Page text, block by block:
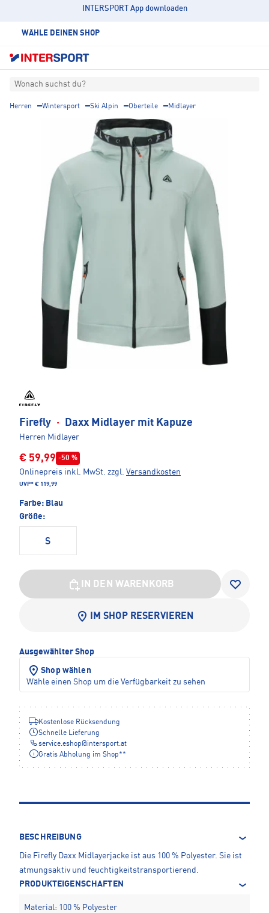
INTERSPORT App downloaden
WÄHLE DEINEN SHOP
Wonach suchst du?
Herren Wintersport Ski Alpin Oberteile Midlayer
Firefly · Daxx Midlayer mit Kapuze
Herren Midlayer
€ 59,99 -50 %
Onlinepreis inkl. MwSt. zzgl. Versandkosten
UVP* € 119,99
Farbe: Blau
Größe:
S
IN DEN WARENKORB
IM SHOP RESERVIEREN
Ausgewählter Shop
Shop wählen
Wähle einen Shop um die Verfügbarkeit zu sehen
Kostenlose Rücksendung
Schnelle Lieferung
service.eshop@intersport.at
Gratis Abholung im Shop**
BESCHREIBUNG
Die Firefly Daxx Midlayerjacke ist aus 100 % Polyester. Sie ist
atmungsaktiv und feuchtigkeitstransportierend.
PRODUKTEIGENSCHAFTEN
Material: 100 % Polyester